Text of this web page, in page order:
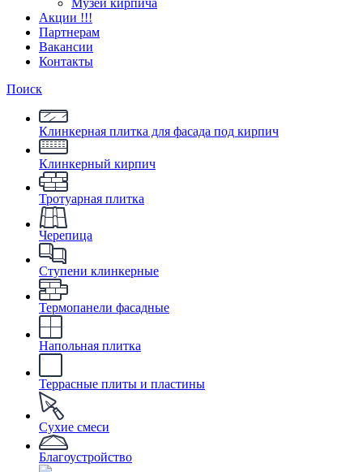
Музей кирпича
Акции !!!
Партнерам
Вакансии
Контакты
Поиск
Клинкерная плитка для фасада под кирпич
Клинкерный кирпич
Тротуарная плитка
Черепица
Ступени клинкерные
Термопанели фасадные
Напольная плитка
Террасные плиты и пластины
Сухие смеси
Благоустройство